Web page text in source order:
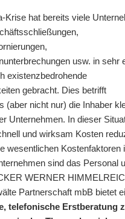
Krise hat bereits viele
usw. in sehr
existenzbedrohende
gebracht. Dies betrifft
(aber nicht nur) die Inhaber
Unternehmen. In dieser
und wirksam Kosten
wesentlichen Kostenfaktoren
sind das Personal
WERNER
Partnerschaft mbB bietet
telefonische Erstberatung